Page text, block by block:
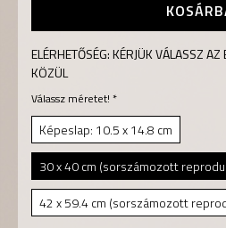
ELÉRHETŐSÉG:KÉRJÜK VÁLASSZ AZ
KÖZÜL
Válassz méretet! *
Képeslap: 10.5 x 14.8 cm
30 x 40 cm (sorszámozott
42 x 59.4 cm (sorszámozott